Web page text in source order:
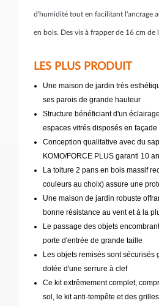
d'humidité tout en facilitant l'ancrage
en bois. Des vis à frapper de 16 cm
LES PLUS PRODUIT
Une maison de jardin très
ses parois de grande hauteur
Structure bénéficiant d'un
espaces vitrés disposés en façade
Conception qualitative avec du
KOMO/FORCE PLUS garanti 10
La toiture 2 pans en bois massif
couleurs au choix) assure une
Une maison de jardin robuste
bonne résistance au vent et à la
Le passage des objets
porte d'entrée de grande taille
Les objets remisés sont sécurisés
dotée d'une serrure à clef
Ce kit extrêmement complet,
sol, le kit anti-tempête et des